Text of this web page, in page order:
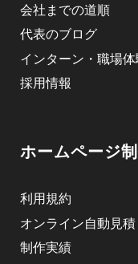
会社までの道順
代表のブログ
インターン・職場体
採用情報
ホームページ
利用規約
オンライン自動見積
制作実績